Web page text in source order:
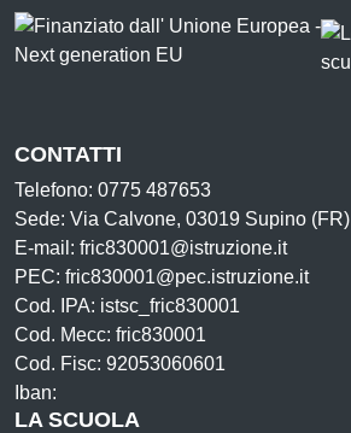
CONTATTI
Telefono: 0775 487653
Sede: Via Calvone, 03019 Supino (FR)
E-mail: fric830001@istruzione.it
PEC: fric830001@pec.istruzione.it
Cod. IPA: istsc_fric830001
Cod. Mecc: fric830001
Cod. Fisc: 92053060601
Iban:
LA SCUOLA